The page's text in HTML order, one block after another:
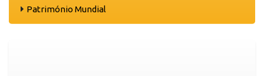
Património Mundial